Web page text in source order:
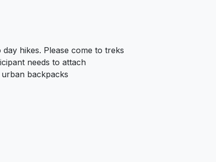
hikes. Please come to treks
needs to attach
backpacks